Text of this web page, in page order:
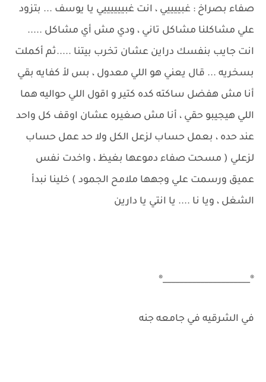
صفاء بصراخ : غبييييي ، انت غبييييييي يا يوسف ... بتزود
علي مشاكلنا مشاكل تاني ، ودي مش أي مشاكل .....
انت جايب بنفسك دراين عشان تخرب بيتنا .....ثم أكملت
بسخريه ... قال يعني هو اللي معدول ، بس لأ كفايه بقي
أنا مش هفضل ساكته كده كتير و اقول اللي حواليه هما
اللي هيجيبو حقي ، أنا مش صغيره عشان اوقف كل واحد
عند حده ، بعمل حساب لزعل الكل ولا حد عمل حساب
لزعلي ( مسحت صفاء دموعها بغيظ ، واخدت نفس
عميق ورسمت علي وجهها ملامح الجمود ) خلينا نبدأ
الشغل ، ويا نا .... يا انتي يا دارين
®_____________________®
في الشرقيه في جامعه جنه